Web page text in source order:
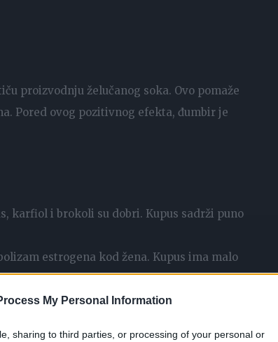
My Personal Information
sharing to third parties, or processing of your personal or
proizvodnju želučanog soka. Ovo pomaže
Pored ovog pozitivnog efekta, đumbir je
karfiol i brokoli su dobri. Kupus sadrži puno
estrogena kod žena. Kupus ima malo
rizika od povećanja tjelesne težine.